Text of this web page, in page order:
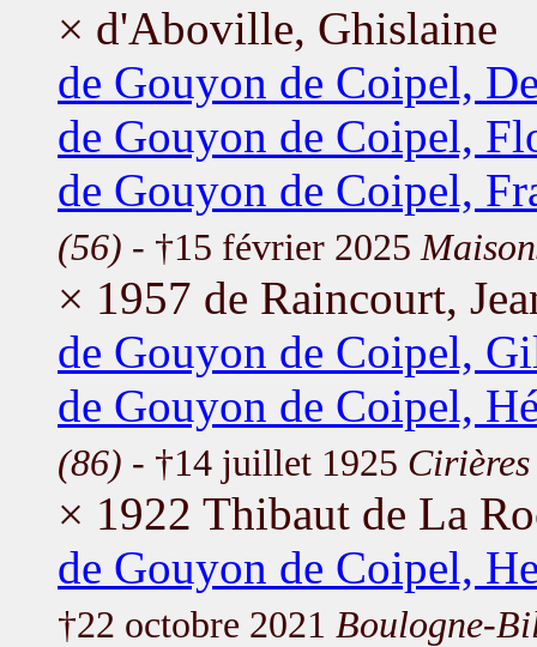
× d'Aboville, Ghislaine
de Gouyon de Coipel,
de Gouyon de Coipel,
de Gouyon de Coipel,
(56) - †15 février 2025
× 1957 de Raincourt,
de Gouyon de Coipel,
de Gouyon de Coipel,
(86) - †14 juillet 1925
× 1922 Thibaut de La
de Gouyon de Coipel,
†22 octobre 2021 Boulogne-